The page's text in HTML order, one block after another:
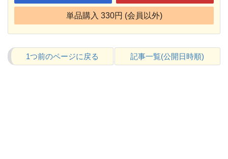
単品購入 330円 (会員以外)
1つ前のページに戻る 記事一覧(公開日時順)